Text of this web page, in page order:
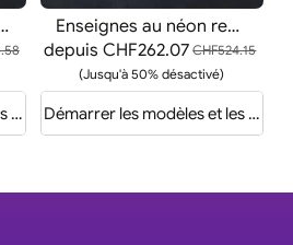
monde est à vous
devis
Enseignes au néon représentant de jolies grenouilles
depuis CHF262.07 CHF524.15
(Jusqu'à 50% désactivé)
Démarrer les modèles et les devis